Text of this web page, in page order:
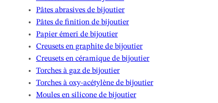
Pâtes abrasives de bijoutier
Pâtes de finition de bijoutier
Papier émeri de bijoutier
Creusets en graphite de bijoutier
Creusets en céramique de bijoutier
Torches à gaz de bijoutier
Torches à oxy-acétylène de bijoutier
Moules en silicone de bijoutier